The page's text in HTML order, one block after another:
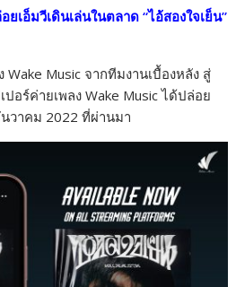
ar
เอ็มวีเดินเล่นในตลาด “ไอ้สองใจเย็น”
Music จากทีมงานเบื้องหลัง สู่
อร์ค่ายเพลง Wake Music ได้ปล่อย
วาคม 2022 ที่ผ่านมา